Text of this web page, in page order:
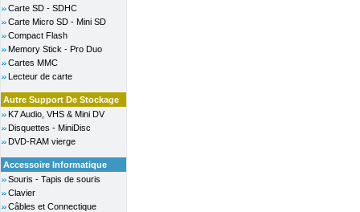
Carte SD - SDHC
Carte Micro SD - Mini SD
Compact Flash
Memory Stick - Pro Duo
Cartes MMC
Lecteur de carte
Autre Support De Stockage
K7 Audio, VHS & Mini DV
Disquettes - MiniDisc
DVD-RAM vierge
Accessoire Informatique
Souris - Tapis de souris
Clavier
Câbles et Connectique